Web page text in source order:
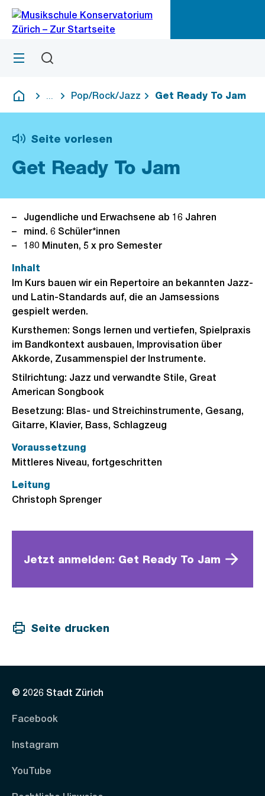
Navigation
Sprunglink
Menü
Deutsch
Blende alle Breadcrumbs ein
Pop/Rock/Jazz Get Ready To Jam
Seite vorlesen
Get Ready To Jam
Jugendliche und Erwachsene ab 16 Jahren
mind. 6 Schüler*innen
180 Minuten, 5 x pro Semester
Inhalt
Im Kurs bauen wir ein Repertoire an bekannten Jazz-
und Latin-Standards auf, die an Jamsessions
gespielt werden.
Kursthemen: Songs lernen und vertiefen, Spielpraxis
im Bandkontext ausbauen, Improvisation über
Akkorde, Zusammenspiel der Instrumente.
Stilrichtung: Jazz und verwandte Stile, Great
American Songbook
Besetzung: Blas- und Streichinstrumente, Gesang,
Gitarre, Klavier, Bass, Schlagzeug
Voraussetzung
Mittleres Niveau, fortgeschritten
Leitung
Christoph Sprenger
Jetzt anmelden: Get Ready To Jam
Seite drucken
© 2026 Stadt Zürich
Facebook
Instagram
YouTube